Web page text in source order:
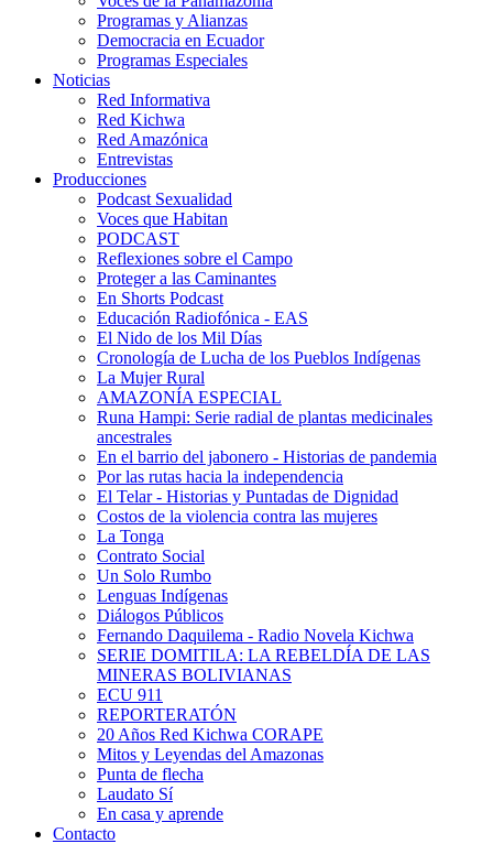
Programas y Alianzas
Democracia en Ecuador
Programas Especiales
Noticias
Red Informativa
Red Kichwa
Red Amazónica
Entrevistas
Producciones
Podcast Sexualidad
Voces que Habitan
PODCAST
Reflexiones sobre el Campo
Proteger a las Caminantes
En Shorts Podcast
Educación Radiofónica - EAS
El Nido de los Mil Días
Cronología de Lucha de los Pueblos Indígenas
La Mujer Rural
AMAZONÍA ESPECIAL
Runa Hampi: Serie radial de plantas medicinales
ancestrales
En el barrio del jabonero - Historias de pandemia
Por las rutas hacia la independencia
El Telar - Historias y Puntadas de Dignidad
Costos de la violencia contra las mujeres
La Tonga
Contrato Social
Un Solo Rumbo
Lenguas Indígenas
Diálogos Públicos
Fernando Daquilema - Radio Novela Kichwa
SERIE DOMITILA: LA REBELDÍA DE LAS
MINERAS BOLIVIANAS
ECU 911
REPORTERATÓN
20 Años Red Kichwa CORAPE
Mitos y Leyendas del Amazonas
Punta de flecha
Laudato Sí
En casa y aprende
Contacto